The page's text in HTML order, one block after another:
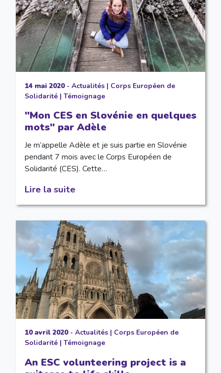
14 mai 2020- Actualités| Corps Européen de
Solidarité| Témoignage
"Mon CES en Slovénie en quelques
mots" par Adèle
Je m’appelle Adèle et je suis partie en Slovénie
pendant 7 mois avec le Corps Européen de
Solidarité (CES). Cette…
Lire la suite
10 avril 2020- Actualités| Corps Européen de
Solidarité| Témoignage
An ESC volunteering project is a